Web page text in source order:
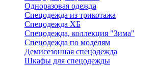
Одноразовая одежда
Спецодежда из трикотажа
Спецодежда ХБ
Спецодежда, коллекция "Зима"
Спецодежда по моделям
Демисезонная спецодежда
Шкафы для спецодежды